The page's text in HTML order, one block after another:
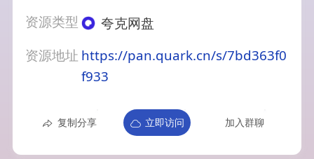
资源类型
夸克网盘
资源地址 https://pan.quark.cn/s/7bd363f0
f933
复制分享 立即访问 加入群聊